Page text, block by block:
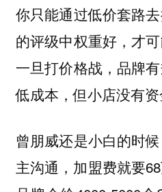
你只能通过低价套路
的评级中权重好，才
一旦打价格战，品牌
低成本，但小店没有
曾朋威还是小白的时
主沟通，加盟费就要